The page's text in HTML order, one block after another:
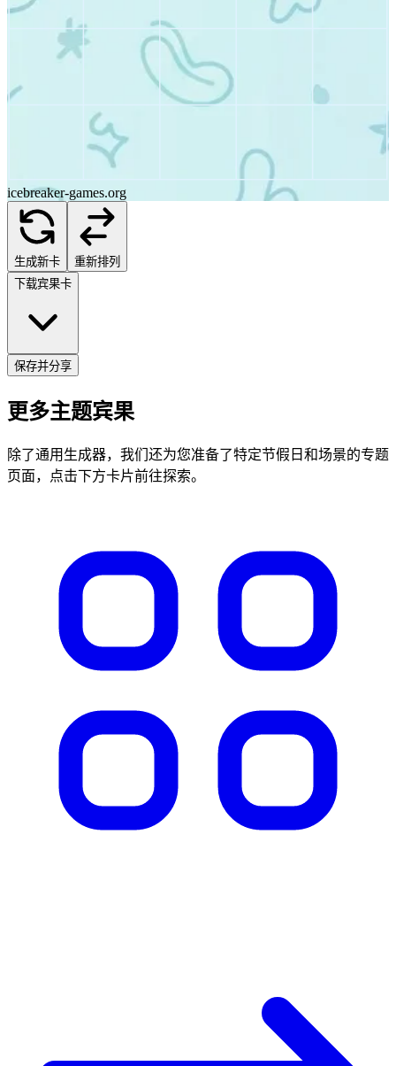
icebreaker-games.org
生成新卡
重新排列
下载宾果卡
保存并分享
更多主题宾果
除了通用生成器，我们还为您准备了特定节假日和场景的专题
页面，点击下方卡片前往探索。